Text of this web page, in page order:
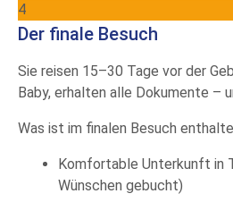
4
Der finale Besuch
Sie reisen 15–30 Tage vor der
Baby, erhalten alle Dokumente –
Was ist im finalen Besuch
Komfortable Unterkunft in
Wünschen gebucht)